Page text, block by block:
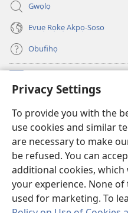
Privacy Settings
To provide you with the
use cookies and similar
are necessary to make
be refused. You can
additional cookies,
your experience. None
used for marketing. To
Gwọlọ
Evuẹ Rọkẹ Akpọ-Soso
Obufihọ
(opens
new
UWOU-EBE ITANẸTE orọ
(opens
new
window)JW Hub
(opens
new
window)JW Library